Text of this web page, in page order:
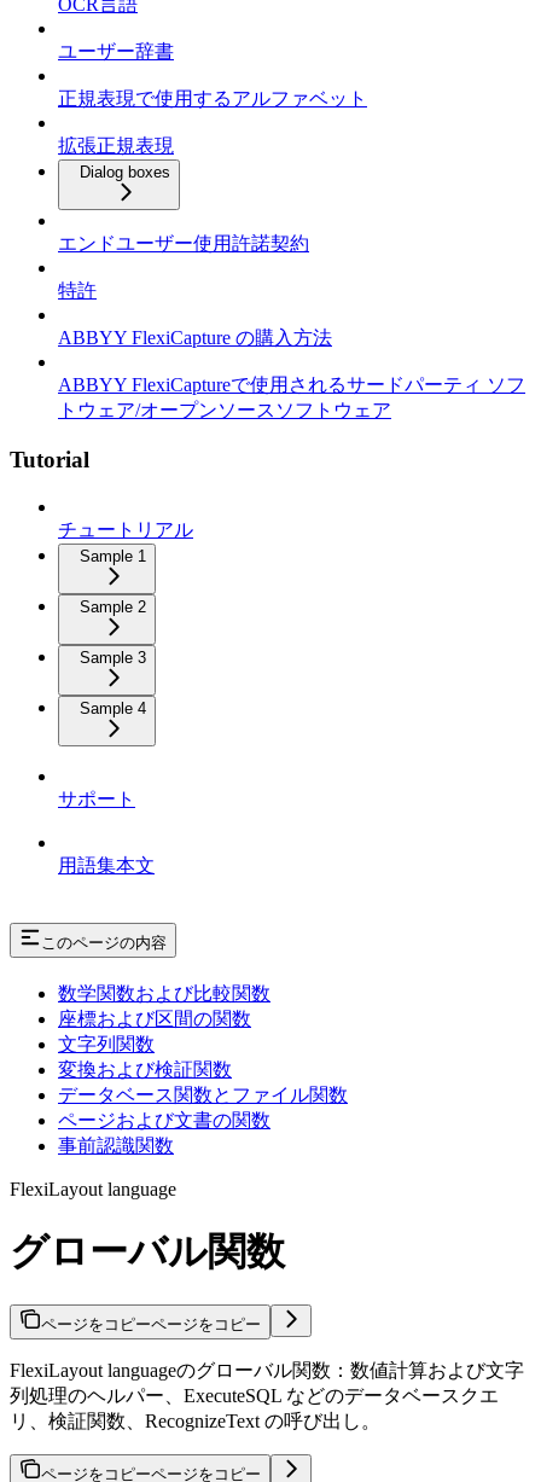
OCR言語
ユーザー辞書
正規表現で使用するアルファベット
拡張正規表現
Dialog boxes
エンドユーザー使用許諾契約
特許
ABBYY FlexiCapture の購入方法
ABBYY FlexiCaptureで使用されるサードパーティ ソフ
トウェア/オープンソースソフトウェア
Tutorial
チュートリアル
Sample 1
Sample 2
Sample 3
Sample 4
サポート
用語集本文
このページの内容
数学関数および比較関数
座標および区間の関数
文字列関数
変換および検証関数
データベース関数とファイル関数
ページおよび文書の関数
事前認識関数
FlexiLayout language
グローバル関数
ページをコピーページをコピー
FlexiLayout languageのグローバル関数：数値計算および文字
列処理のヘルパー、ExecuteSQL などのデータベースクエ
リ、検証関数、RecognizeText の呼び出し。
ページをコピーページをコピー